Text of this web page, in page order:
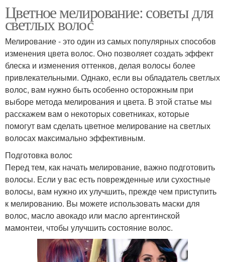
Цветное мелирование: советы для
светлых волос
Мелирование - это один из самых популярных способов
изменения цвета волос. Оно позволяет создать эффект
блеска и изменения оттенков, делая волосы более
привлекательными. Однако, если вы обладатель светлых
волос, вам нужно быть особенно осторожным при
выборе метода мелирования и цвета. В этой статье мы
расскажем вам о некоторых советниках, которые
помогут вам сделать цветное мелирование на светлых
волосах максимально эффективным.
Подготовка волос
Перед тем, как начать мелирование, важно подготовить
волосы. Если у вас есть поврежденные или сухостные
волосы, вам нужно их улучшить, прежде чем приступить
к мелированию. Вы можете использовать маски для
волос, масло авокадо или масло аргентинской
мамонтеи, чтобы улучшить состояние волос.